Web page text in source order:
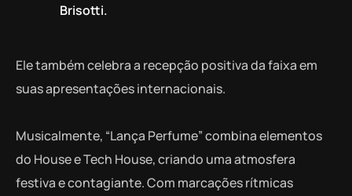
Brisotti.
Ele também celebra a recepção positiva da faixa em
suas apresentações internacionais.
Musicalmente, “Lança Perfume” combina elementos
do House e Tech House, criando uma atmosfera
festiva e contagiante. Com marcações rítmicas